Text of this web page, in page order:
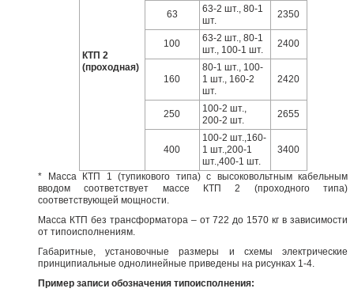
КТП 2
(проходная)
63
63-2 шт., 80-1
шт.
2350
100
63-2 шт., 80-1
шт., 100-1 шт.
2400
160
80-1 шт., 100-
1 шт., 160-2
шт.
2420
250
100-2 шт.,
200-2 шт.
2655
400
100-2 шт.,160-
1 шт.,200-1
шт.,400-1 шт.
3400
* Масса КТП 1 (тупикового типа) с высоковольтным кабельным
вводом соответствует массе КТП 2 (проходного типа)
соответствующей мощности.
Масса КТП без трансформатора – от 722 до 1570 кг в зависимости
от типоисполнениям.
Габаритные, установочные размеры и схемы электрические
принципиальные однолинейные приведены на рисунках 1-4.
Пример записи обозначения типоисполнения: